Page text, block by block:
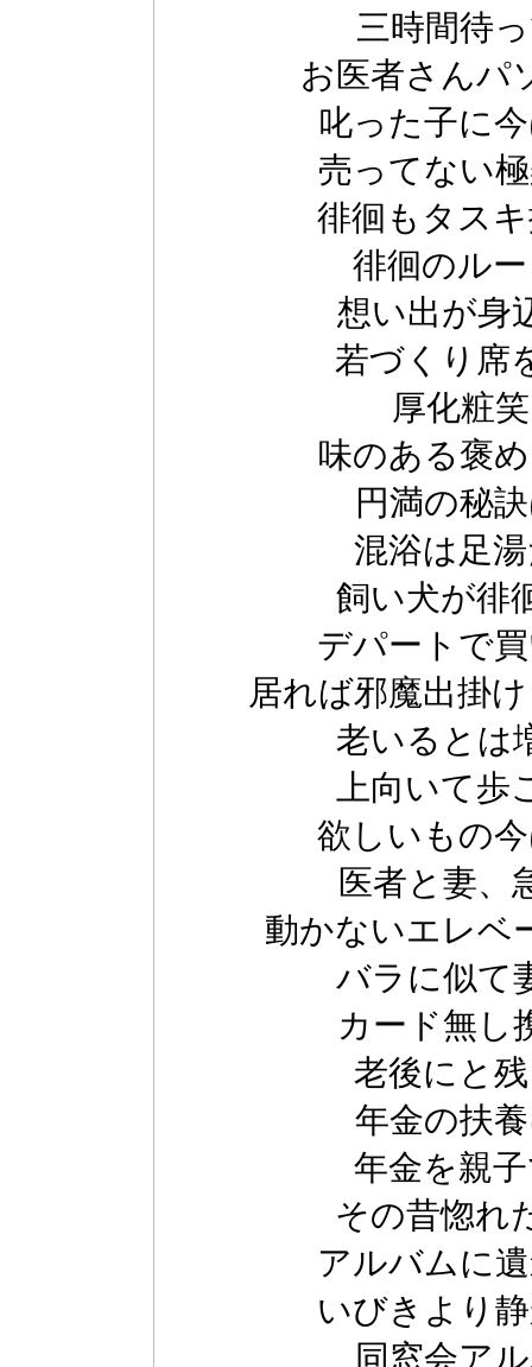
三時間待
お医者さんパ
叱った子に
売ってない
徘徊もタス
徘徊のル
想い出が身
若づくり席
厚化粧
味のある褒
円満の秘
混浴は足
飼い犬が徘
デパートで
居れば邪魔出掛
老いるとは
上向いて
欲しいもの
医者と妻、
動かないエレベ
バラに似て
カード無し
老後にと
年金の扶
年金を親
その昔惚れ
アルバムに
いびきより
同窓会ア